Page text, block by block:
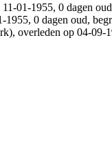
01-1955, 0 dagen
0 dagen oud,
overleden op 04-09-